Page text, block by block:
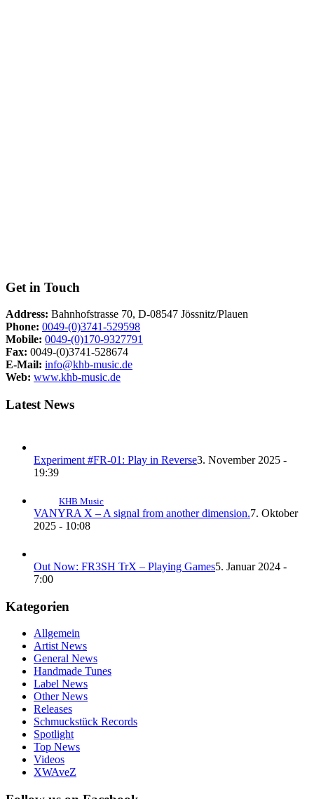
Get in Touch
Address: Bahnhofstrasse 70, D-08547 Jössnitz/Plauen
Phone: 0049-(0)3741-529598
Mobile: 0049-(0)170-9327791
Fax: 0049-(0)3741-528674
E-Mail: info@khb-music.de
Web: www.khb-music.de
Latest News
Experiment #FR-01: Play in Reverse3. November 2025 -
19:39
KHB Music
VANYRA X – A signal from another dimension.7. Oktober
2025 - 10:08
Out Now: FR3SH TrX – Playing Games5. Januar 2024 -
7:00
Kategorien
Allgemein
Artist News
General News
Handmade Tunes
Label News
Other News
Releases
Schmuckstück Records
Spotlight
Top News
Videos
XWAveZ